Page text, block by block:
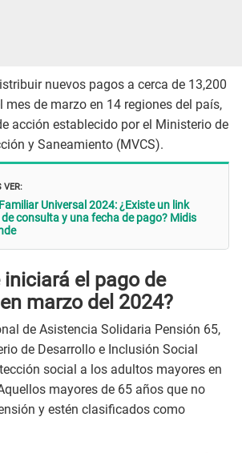
nuevos pagos a cerca de 13,200
mes de marzo en 14 regiones del país,
acción establecido por el Ministerio de
y Saneamiento (MVCS).
VER:
Universal 2024: ¿Existe un link
consulta y una fecha de pago? Midis
iniciará el pago de
marzo del 2024?
de Asistencia Solidaria Pensión 65,
de Desarrollo e Inclusión Social
social a los adultos mayores en
mayores de 65 años que no
y estén clasificados como